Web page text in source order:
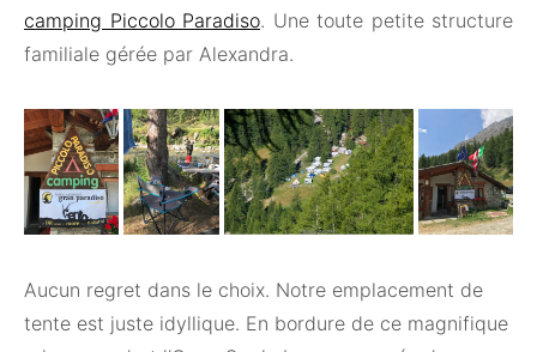
camping Piccolo Paradiso. Une toute petite structure
familiale gérée par Alexandra.
Aucun regret dans le choix. Notre emplacement de
tente est juste idyllique. En bordure de ce magnifique